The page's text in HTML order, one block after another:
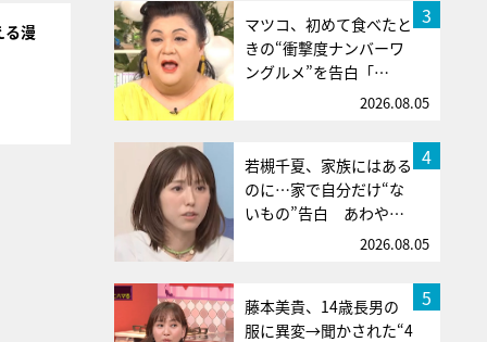
る漫
3
マツコ、初めて食べたと
きの“衝撃度ナンバーワ
ングルメ”を告白「…
2026.08.05
4
若槻千夏、家族にはある
のに…家で自分だけ“な
いもの”告白 あわや…
2026.08.05
5
藤本美貴、14歳長男の
服に異変→聞かされた“4